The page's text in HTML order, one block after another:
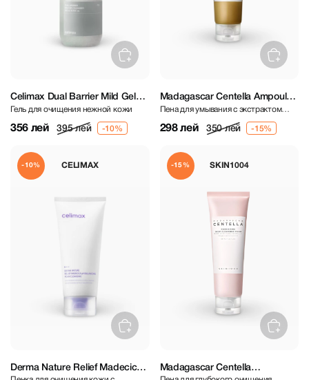
Celimax Dual Barrier Mild Gel
Cleanser 200 ml
Гель для очищения нежной кожи
356 лей 395 лей
Madagascar Centella Ampoule
Foam 125 ml
Пена для умывания с экстрактом
298 лей 350 лей
CELIMAX
-10%
Derma Nature Relief Madecica
SKIN1004
-15%
Madagascar Centella